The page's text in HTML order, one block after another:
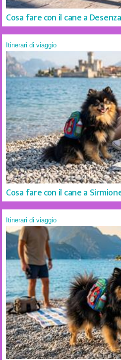
Cosa fare con il cane a
Itinerari di viaggio
Cosa fare con il cane a
Itinerari di viaggio